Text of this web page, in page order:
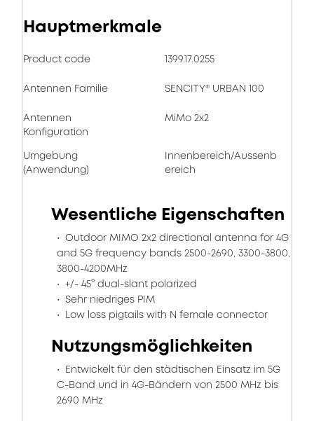
Hauptmerkmale
Product code 1399.17.0255
Antennen Familie SENCITY® URBAN 100
Antennen
Konfiguration
MiMo 2x2
Umgebung
(Anwendung)
Innenbereich/Aussenb
ereich
Wesentliche Eigenschaften
Outdoor MIMO 2x2 directional antenna for 4G
and 5G frequency bands 2500-2690, 3300-3800,
3800-4200MHz
+/- 45° dual-slant polarized
Sehr niedriges PIM
Low loss pigtails with N female connector
Nutzungsmöglichkeiten
Entwickelt für den städtischen Einsatz im 5G
C-Band und in 4G-Bändern von 2500 MHz bis
2690 MHz